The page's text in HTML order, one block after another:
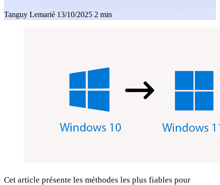
Tanguy Lemarié 13/10/2025 2 min
Cet article présente les méthodes les plus fiables pour